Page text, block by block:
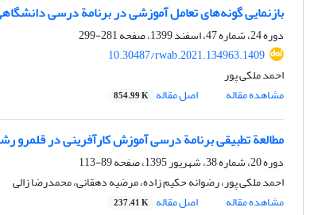
بازنمایی گونه‌های تعامل آموزشی در برنامة درسی
دوره 24، شماره 47، اسفند 1399، صفحه
281-299
10.30487/rwab.2021.134963.1409
احمد ملکی پور
مشاهده مقاله
اصل مقاله 854.99 K
مطالعة تطبیقی برنامة درسی آموزش کارآفرینی در قلمرو
دوره 20، شماره 38، شهریور 1395، صفحه
89-113
احمد ملکی پور، رضوانه حکیم زاده، مرضیه دهقانی، محمدرضا زالی
مشاهده مقاله
اصل مقاله 237.41 K